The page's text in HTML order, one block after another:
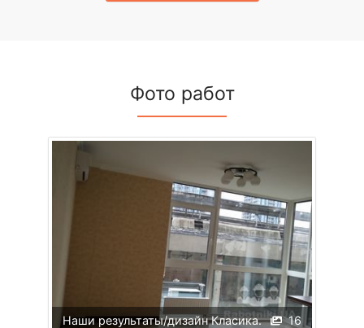
Фото работ
16
Наши результаты/дизайн Класика.